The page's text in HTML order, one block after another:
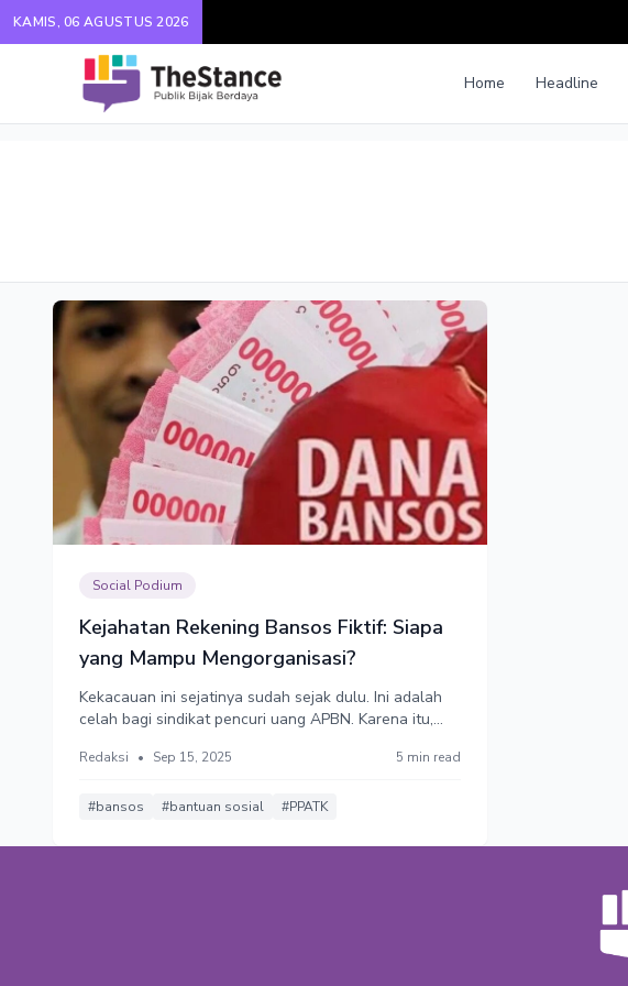
KAMIS, 06 AGUSTUS 2026
Home Headline
Social Podium
Kejahatan Rekening Bansos Fiktif: Siapa
yang Mampu Mengorganisasi?
Kekacauan ini sejatinya sudah sejak dulu. Ini adalah
celah bagi sindikat pencuri uang APBN. Karena itu,
(DTSEN) yang diluncurkan Presiden Prabowo dapat
sindikat pencuri uang bantuan sosial.
Redaksi • Sep 15, 2025 5 min read
#bansos #bantuan sosial #PPATK